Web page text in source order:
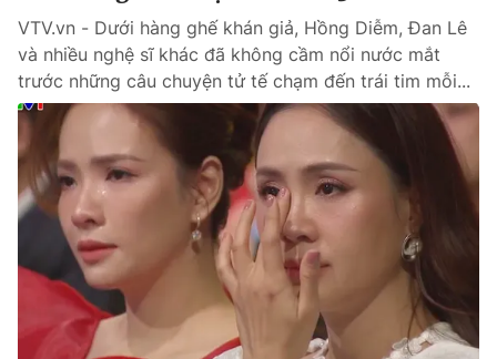
VTV.vn - Dưới hàng ghế khán giả, Hồng Diễm, Đan Lê
và nhiều nghệ sĩ khác đã không cầm nổi nước mắt
trước những câu chuyện tử tế chạm đến trái tim mỗi...